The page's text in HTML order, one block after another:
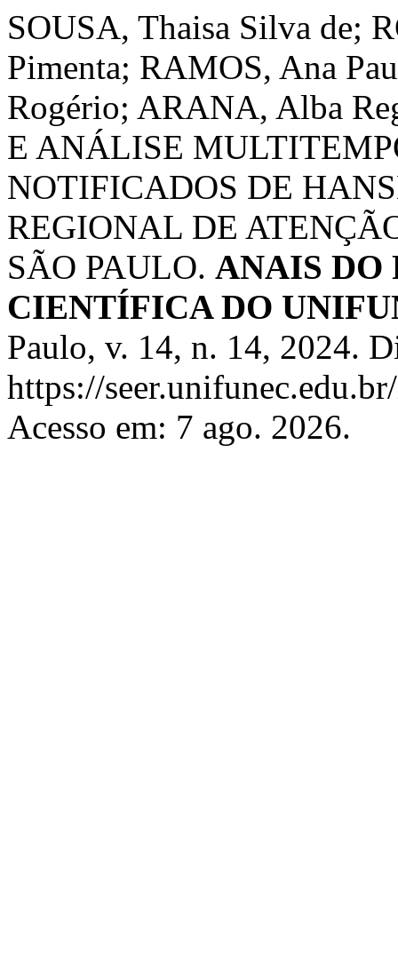
SOUSA, Thaisa Silva de;
Pimenta; RAMOS, Ana
Rogério; ARANA, Alba
E ANÁLISE
NOTIFICADOS DE
REGIONAL DE
SÃO PAULO. ANAIS DO
CIENTÍFICA DO
Paulo, v. 14, n. 14, 2024.
https://
Acesso em: 7 ago. 2026.